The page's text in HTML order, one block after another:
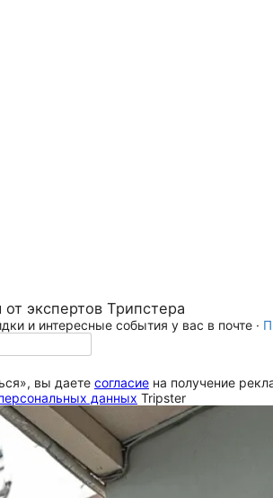
экспертов Трипстера
и интересные события у вас в почте ·
вы даете согласие на получение
данных Tripster